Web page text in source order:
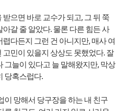
으면 바로 교수가 되고, 그 뒤 쭉
갈 줄 알았다. 물론 다른 힘든 사
다든지 그런 건 아니지만, 매사 여
민이 있을지 상상도 못했었다. 잘
그늘이 있다고 늘 말해왔지만, 막상
당혹스럽다.
이 망해서 당구장을 하는 내 친구